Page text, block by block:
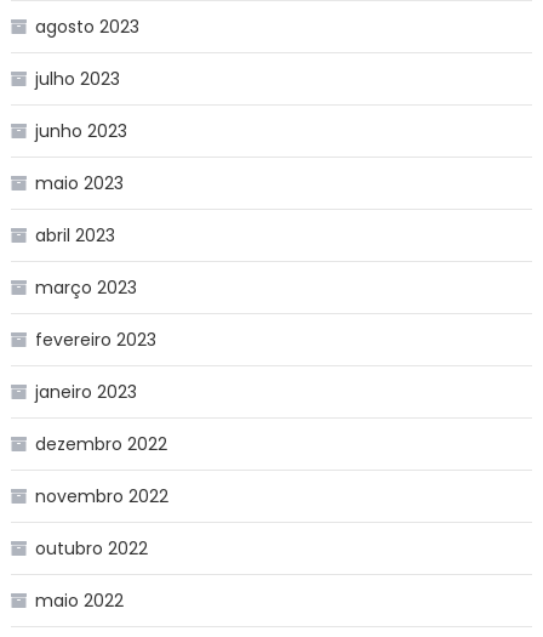
agosto 2023
julho 2023
junho 2023
maio 2023
abril 2023
março 2023
fevereiro 2023
janeiro 2023
dezembro 2022
novembro 2022
outubro 2022
maio 2022